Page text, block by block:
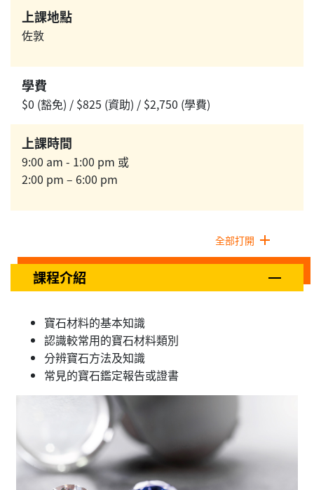
上課地點
佐敦
學費
$0 (豁免) / $825 (資助) / $2,750 (學費)
上課時間
9:00 am - 1:00 pm 或
2:00 pm – 6:00 pm
全部打開
課程介紹
寶石材料的基本知識
認識較常用的寶石材料類別
分辨寶石方法及知識
常見的寶石鑑定報告或證書